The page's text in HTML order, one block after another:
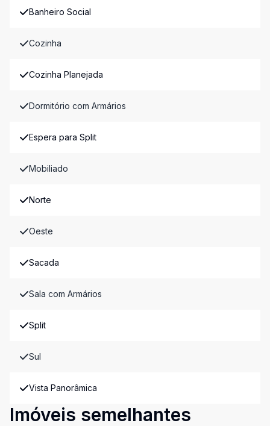
Banheiro Social
Cozinha
Cozinha Planejada
Dormitório com Armários
Espera para Split
Mobiliado
Norte
Oeste
Sacada
Sala com Armários
Split
Sul
Vista Panorâmica
Imóveis semelhantes